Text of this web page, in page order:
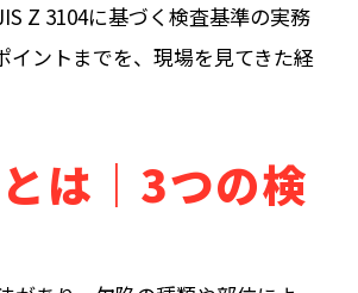
Z 3104に基づく検査基準の実務
ントまでを、現場を見てきた経
は｜3つの検